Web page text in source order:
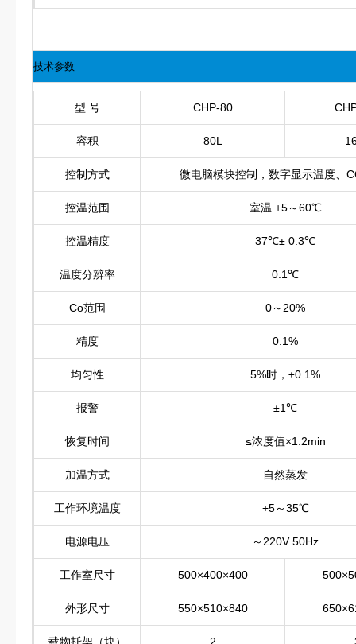
技术参数
型 号 CHP-80
容积 80L
控制方式 微电脑模块控制，数字显示温度、
控温范围 室温 +5～60℃
控温精度 37℃± 0.3℃
温度分辨率 0.1℃
Co范围 0～20%
精度 0.1%
均匀性 5%时，±0.1%
报警 ±1℃
恢复时间 ≤浓度值×1.2min
加温方式 自然蒸发
工作环境温度 +5～35℃
电源电压 ～220V 50Hz
工作室尺寸 500×400×400
外形尺寸 550×510×840